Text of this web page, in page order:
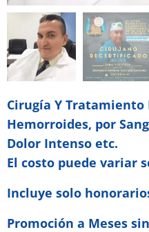
Cirugía Y
Hemorroides, por
Dolor Intenso etc.
El costo puede variar
Incluye solo
Promoción a Meses